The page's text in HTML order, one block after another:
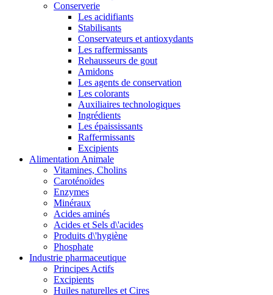
Conserverie
Les acidifiants
Stabilisants
Conservateurs et antioxydants
Les raffermissants
Rehausseurs de gout
Amidons
Les agents de conservation
Les colorants
Auxiliaires technologiques
Ingrédients
Les épaississants
Raffermissants
Excipients
Alimentation Animale
Vitamines, Cholins
Caroténoïdes
Enzymes
Minéraux
Acides aminés
Acides et Sels d\'acides
Produits d\'hygiène
Phosphate
Industrie pharmaceutique
Principes Actifs
Excipients
Huiles naturelles et Cires